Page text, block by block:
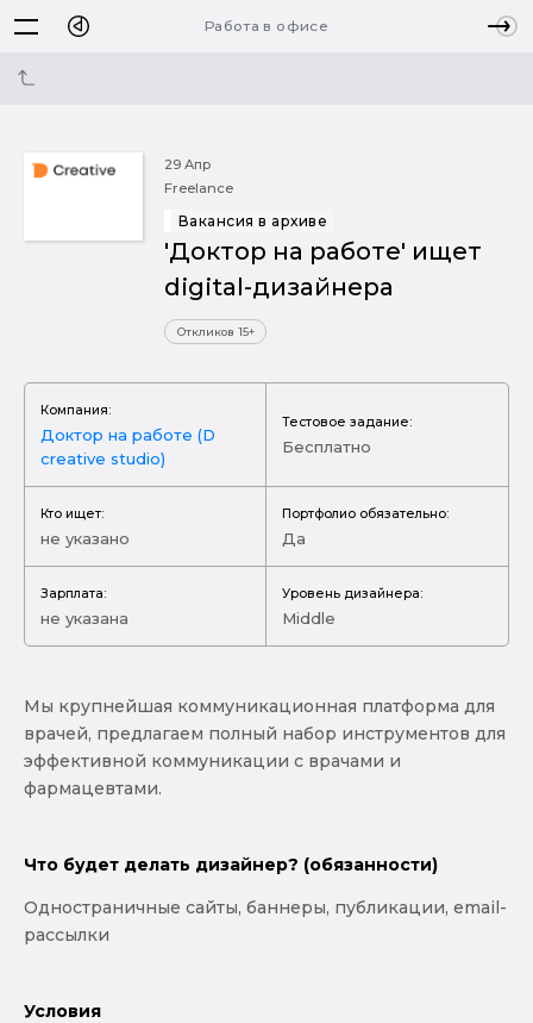
Работа в офисе
29 Апр
Freelance
Вакансия в архиве
'Доктор на работе' ищет
digital-дизайнера
Откликов 15+
Компания:
Доктор на работе (D
creative studio)
Тестовое задание:
Бесплатно
Кто ищет:
не указано
Портфолио обязательно:
Да
Зарплата:
не указана
Уровень дизайнера:
Middle
Мы крупнейшая коммуникационная платформа для
врачей, предлагаем полный набор инструментов для
эффективной коммуникации с врачами и
фармацевтами.
Что будет делать дизайнер? (обязанности)
Одностраничные сайты, баннеры, публикации, email-
рассылки
Условия